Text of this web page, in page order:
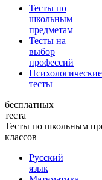
Тесты по
школьным
предметам
Тесты на
выбор
профессий
Психологические
тесты
бесплатных
теста
Тесты по школьным
классов
Русский
язык